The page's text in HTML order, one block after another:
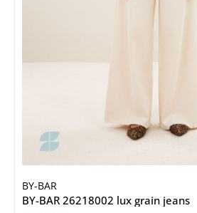
BY-BAR
BY-BAR 26218002 lux grain jeans